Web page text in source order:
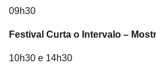
09h30
Festival Curta o Intervalo –
10h30 e 14h30